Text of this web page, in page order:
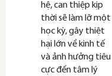
hệ, can thiệp kịp
thời sẽ làm lỡ một
học kỳ, gây thiệt
hại lớn về kinh tế
và ảnh hưởng tiêu
cực đến tâm lý